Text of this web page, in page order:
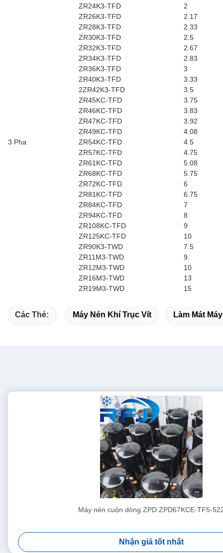
3 Pha
ZR24K3-TFD
2
ZR26K3-TFD
2.17
ZR28K3-TFD
2.33
ZR30K3-TFD
2.5
ZR32K3-TFD
2.67
ZR34K3-TFD
2.83
ZR36K3-TFD
3
ZR40K3-TFD
3.33
2ZR42K3-TFD
3.5
ZR45KC-TFD
3.75
ZR46KC-TFD
3.83
ZR47KC-TFD
3.92
ZR49KC-TFD
4.08
ZR54KC-TFD
4.5
ZR57KC-TFD
4.75
ZR61KC-TFD
5.08
ZR68KC-TFD
5.75
ZR72KC-TFD
6
ZR81KC-TFD
6.75
ZR84KC-TFD
7
ZR94KC-TFD
8
ZR108KC-TFD
9
ZR125KC-TFD
10
ZR90K3-TWD
7.5
ZR11M3-TWD
9
ZR12M3-TWD
10
ZR16M3-TWD
13
ZR19M3-TWD
15
Các Thẻ: Máy Nén Khí Trục Vít Làm Mát
Máy nén cuộn dòng ZPD ZPD67KCE-TF5-
Nhận giá tốt nhất